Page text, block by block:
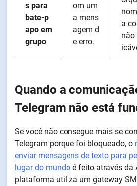
s para
bate-p
apo em
grupo
om um
a mens
agem d
e erro.
a
não
Quando a
Telegram não está
Se você não consegue mais se
Telegram porque foi bloqueado, o
enviar mensagens de texto para
lugar do mundo é feito através da
plataforma utiliza um gateway